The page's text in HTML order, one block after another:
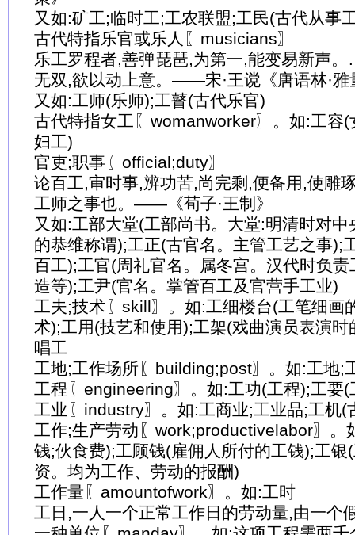
又如:矿工;临时工;工农联盟;工民(古代从事
古代特指乐官或乐人〖musicians〗
乐工罗程者,善弹琵琶,为第一,能变易新声
无双,欲以动上意。——宋·王谠《唐语林·雅
又如:工师(乐师);工瞽(古代乐官)
古代特指女工〖womanworker〗。如:工容
妇工)
官吏;职事〖official;duty〗
论百工,审时事,辨功苦,尚完剩,便备用,使雕
工师之事也。——《荀子·王制》
又如:工部大堂(工部尚书。大堂:明清时对
的恭维称谓);工正(古官名。主管工艺之事);
百工);工官(周礼官名。属冬宫。汉代时负
造等);工尹(官名。掌管百工及官营手工业)
工夫;技术〖skill〗。如:工细楼台(工笔细画
术);工用(技艺和使用);工架(戏曲演员表演
唱工
工地;工作场所〖building;post〗。如:工地;
工程〖engineering〗。如:工功(工程);工要(
工业〖industry〗。如:工商业;工业品;工机(
工作;生产劳动〖work;productivelabor〗。
钱;伙食费);工顾钱(雇佣人所付的工钱);工银
资。均为工作、劳动的报酬)
工作量〖amountofwork〗。如:工时
工日,一人一个正常工作日的劳动量,由一个